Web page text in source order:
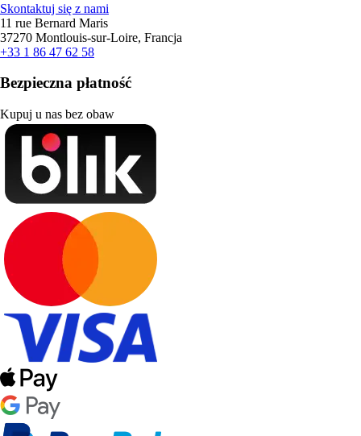
Skontaktuj się z nami
11 rue Bernard Maris
37270 Montlouis-sur-Loire, Francja
+33 1 86 47 62 58
Bezpieczna płatność
Kupuj u nas bez obaw